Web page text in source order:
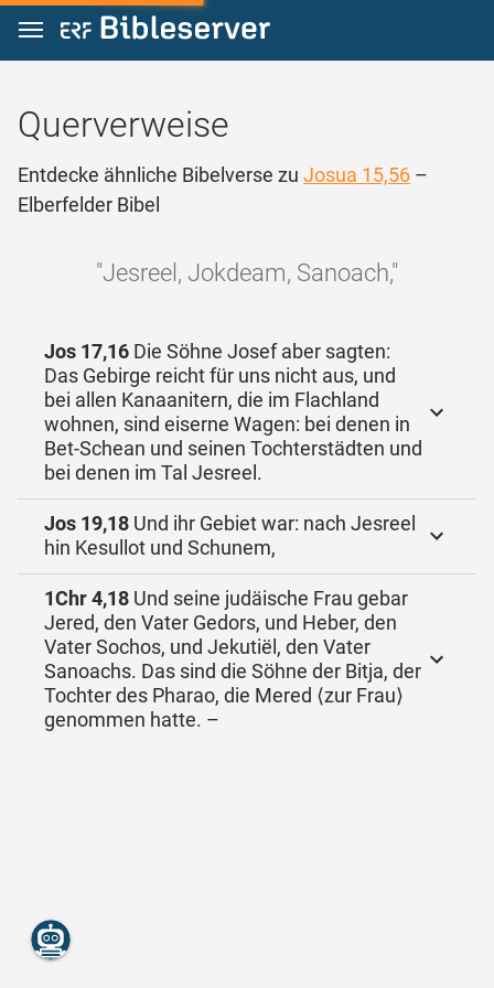
Zum Inhalt springen
Querverweise
Entdecke ähnliche Bibelverse zu Josua 15,56 –
Elberfelder Bibel
"Jesreel, Jokdeam, Sanoach,"
Jos 17,16 Die Söhne Josef aber sagten:
Das Gebirge reicht für uns nicht aus, und
bei allen Kanaanitern, die im Flachland
wohnen, sind eiserne Wagen: bei denen in
Bet-Schean und seinen Tochterstädten und
bei denen im Tal Jesreel.
Jos 19,18 Und ihr Gebiet war: nach Jesreel
hin Kesullot und Schunem,
1Chr 4,18 Und seine judäische Frau gebar
Jered, den Vater Gedors, und Heber, den
Vater Sochos, und Jekutiël, den Vater
Sanoachs. Das sind die Söhne der Bitja, der
Tochter des Pharao, die Mered ⟨zur Frau⟩
genommen hatte. –